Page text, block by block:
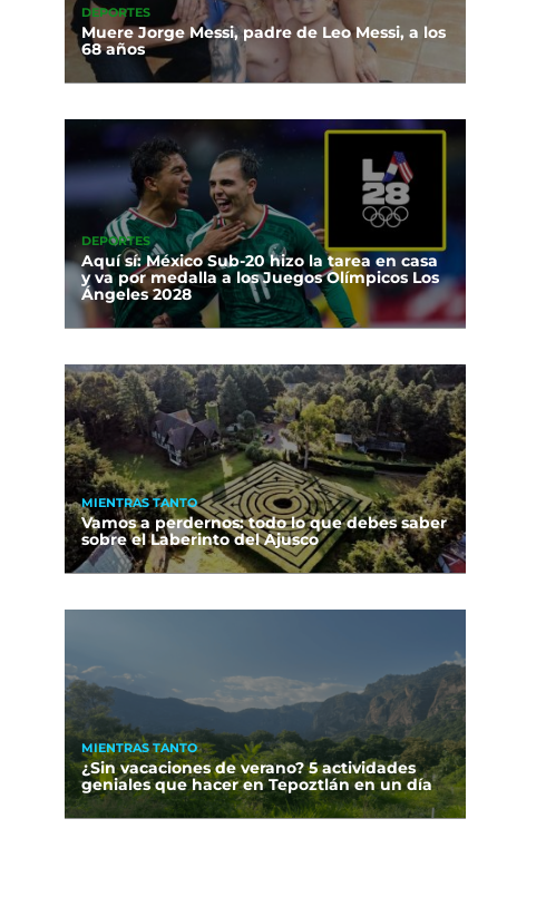
DEPORTES
Muere Jorge Messi, padre de Leo Messi, a los
68 años
DEPORTES
Aquí sí: México Sub-20 hizo la tarea en casa
y va por medalla a los Juegos Olímpicos Los
Ángeles 2028
MIENTRAS TANTO
Vamos a perdernos: todo lo que debes saber
sobre el Laberinto del Ajusco
MIENTRAS TANTO
¿Sin vacaciones de verano? 5 actividades
geniales que hacer en Tepoztlán en un día